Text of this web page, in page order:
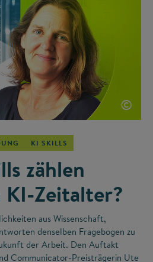
©
KI SKILLS
zählen
Zeitalter?
aus Wissenschaft,
denselben Fragebogen zu
der Arbeit. Den Auftakt
Communicator-Preisträgerin Ute